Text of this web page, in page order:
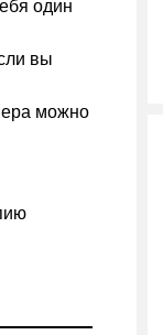
один
вы
можно